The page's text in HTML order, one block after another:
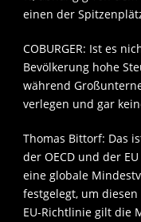
einen der
COBURGER: Ist es
Bevölkerung hohe
während
verlegen und gar
Thomas Bittorf: Das
der OECD und der
eine globale
festgelegt, um
EU-Richtlinie gilt die